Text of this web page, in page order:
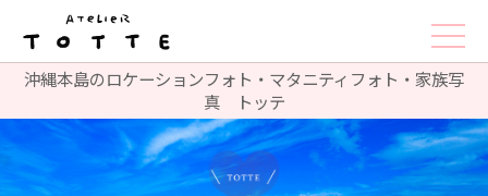
沖縄本島のロケーションフォト・マタニティフォト・家族写
真 トッテ